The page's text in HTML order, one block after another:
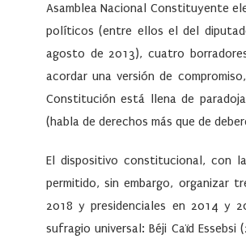
Asamblea Nacional Constituyente
políticos (entre ellos el del
agosto de 2013), cuatro
acordar una versión de
Constitución está llena de
(habla de derechos más que de
El dispositivo constitucional, con
permitido, sin embargo, organizar
2018 y presidenciales en 2014 y
sufragio universal: Béji Caïd